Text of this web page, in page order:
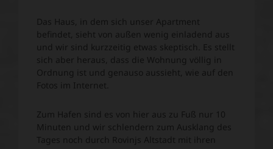
Das Haus, in dem sich unser Apartment
befindet, sieht von außen wenig einladend aus
und wir sind kurzzeitig etwas skeptisch. Es stellt
sich aber heraus, dass die Wohnung völlig in
Ordnung ist und genauso aussieht, wie auf den
Fotos im Internet.
Zum Hafen sind es von hier aus zu Fuß nur 10
Minuten und wir schlendern zum Ausklang des
Tages noch durch Rovinjs Altstadt mit ihren